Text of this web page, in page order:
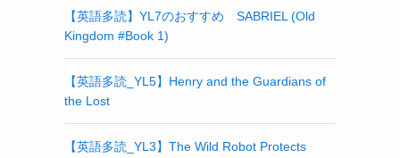
【英語多読】YL7のおすすめ SABRIEL (Old
Kingdom #Book 1)
【英語多読_YL5】Henry and the Guardians of
the Lost
【英語多読_YL3】The Wild Robot Protects